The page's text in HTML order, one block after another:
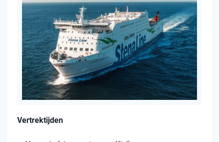
Vertrektijden